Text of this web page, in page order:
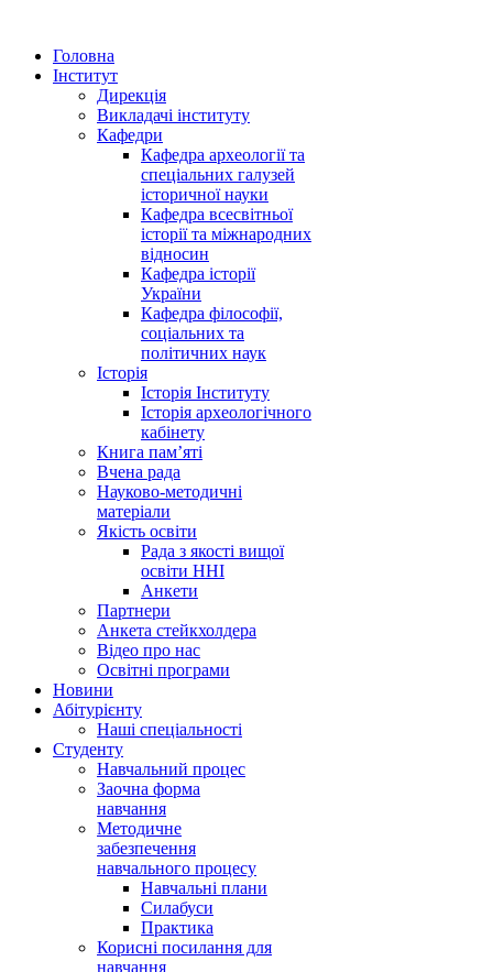
Головна
Інститут
Дирекція
Викладачі інституту
Кафедри
Кафедра археології та
спеціальних галузей
історичної науки
Кафедра всесвітньої
історії та міжнародних
відносин
Кафедра історії
України
Кафедра філософії,
соціальних та
політичних наук
Історія
Історія Інституту
Історія археологічного
кабінету
Книга памʼяті
Вчена рада
Науково-методичні
матеріали
Якість освіти
Рада з якості вищої
освіти ННІ
Анкети
Партнери
Анкета стейкхолдера
Відео про нас
Освітні програми
Hовини
Абітурієнту
Наші спеціальності
Студенту
Навчальний процес
Заочна форма
навчання
Методичне
забезпечення
навчального процесу
Навчальні плани
Силабуси
Практика
Корисні посилання для
навчання